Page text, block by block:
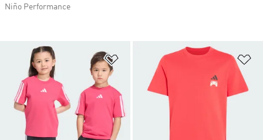
Añadir a la lista de deseos
Niño Performance